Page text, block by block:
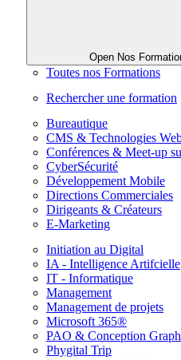
Open Nos
Toutes nos Formations
Rechercher une formation
Bureautique
CMS & Technologies
Conférences & Meet-up
CyberSécurité
Développement Mobile
Directions Commerciales
Dirigeants & Créateurs
E-Marketing
Initiation au Digital
IA - Intelligence Artifcielle
IT - Informatique
Management
Management de projets
Microsoft 365®
PAO & Conception
Phygital Trip